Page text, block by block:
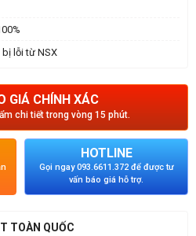
lỗi từ NSX
GIÁ CHÍNH XÁC
chi tiết trong vòng 15 phút.
HOTLINE
Gọi ngay 093.6611.372 để được tư
vấn báo giá hỗ trợ.
TOÀN QUỐC